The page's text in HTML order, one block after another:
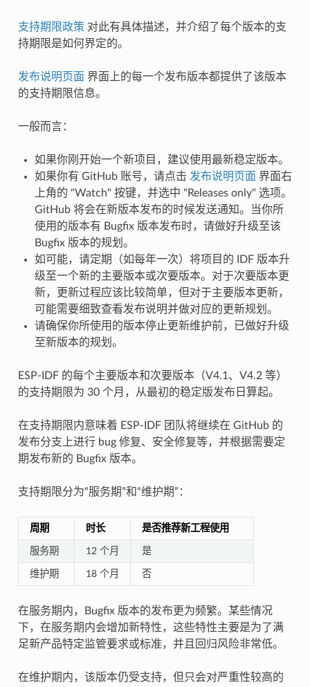
支持期限政策 对此有具体描述，并介绍了每个版本的支
持期限是如何界定的。
发布说明页面 界面上的每一个发布版本都提供了该版本
的支持期限信息。
一般而言：
如果你刚开始一个新项目，建议使用最新稳定版本。
如果你有 GitHub 账号，请点击 发布说明页面 界面右
上角的 "Watch" 按键，并选中 "Releases only" 选项。
GitHub 将会在新版本发布的时候发送通知。当你所
使用的版本有 Bugfix 版本发布时，请做好升级至该
Bugfix 版本的规划。
如可能，请定期（如每年一次）将项目的 IDF 版本升
级至一个新的主要版本或次要版本。对于次要版本更
新，更新过程应该比较简单，但对于主要版本更新，
可能需要细致查看发布说明并做对应的更新规划。
请确保你所使用的版本停止更新维护前，已做好升级
至新版本的规划。
ESP-IDF 的每个主要版本和次要版本（V4.1、V4.2 等）
的支持期限为 30 个月，从最初的稳定版发布日算起。
在支持期限内意味着 ESP-IDF 团队将继续在 GitHub 的
发布分支上进行 bug 修复、安全修复等，并根据需要定
期发布新的 Bugfix 版本。
支持期限分为“服务期”和“维护期”：
周期 时长 是否推荐新工程使用
服务期 12 个月 是
维护期 18 个月 否
在服务期内，Bugfix 版本的发布更为频繁。某些情况
下，在服务期内会增加新特性，这些特性主要是为了满
足新产品特定监管要求或标准，并且回归风险非常低。
在维护期内，该版本仍受支持，但只会对严重性较高的